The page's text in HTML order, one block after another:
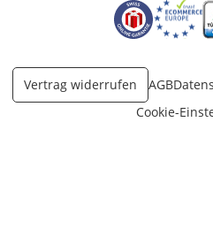
Öffnet inÖffnet
Vertrag widerrufen AGB
Cookie-